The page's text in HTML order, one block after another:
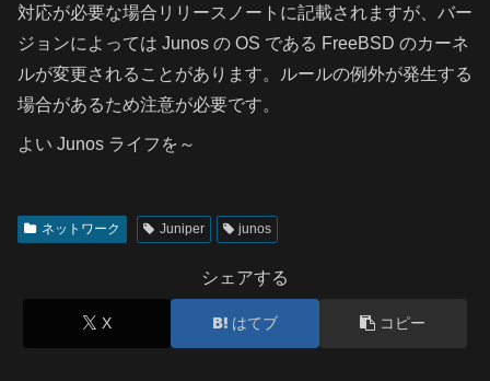
対応が必要な場合リリースノートに記載されますが、バー
ジョンによっては Junos の OS である FreeBSD のカーネ
ルが変更されることがあります。ルールの例外が発生する
場合があるため注意が必要です。
よい Junos ライフを～
ネットワーク Juniper junos
シェアする
X はてブ コピー